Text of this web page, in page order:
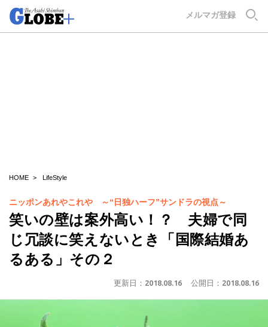
メルマガ登録
HOME LifeStyle
ニッポンあれやこれや ～“日独ハーフ”サンドラの視点～
笑いの壁は案外高い！？ 夫婦で同
じ冗談に笑えないとき「国際結婚あ
るある」その２
更新日： 2018.08.16 公開日： 2018.08.16